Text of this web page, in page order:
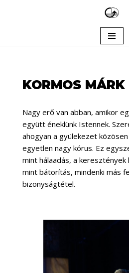
KORMOS MÁRK
Nagy erő van abban, amikor
együtt éneklünk Istennek.
ahogyan a gyülekezet
egyetlen nagy kórus. Ez
mint hálaadás, a
mint bátorítás, mindenki más
bizonyságtétel.